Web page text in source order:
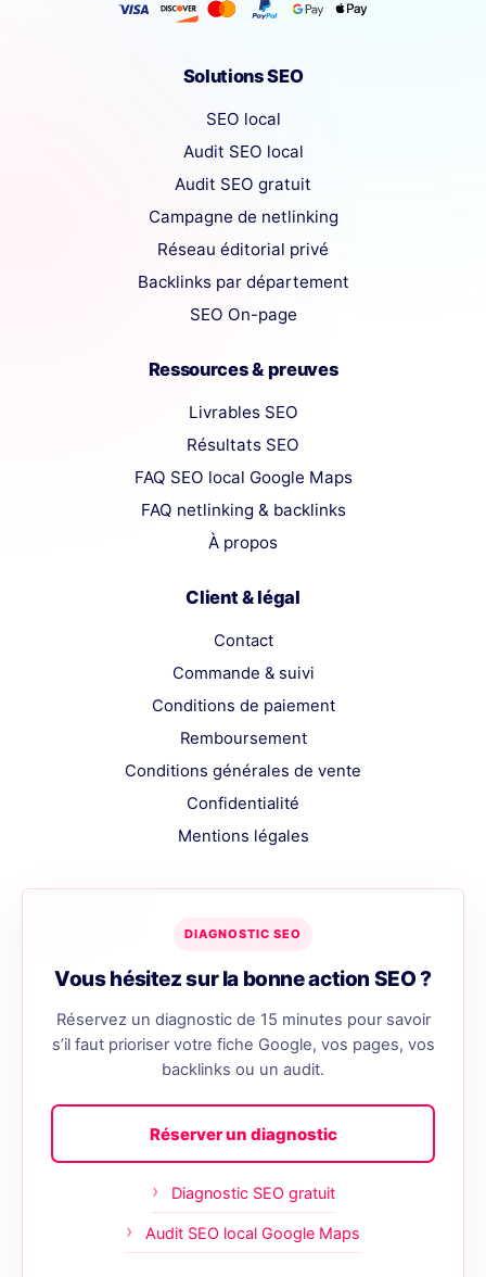
Solutions SEO
SEO local
Audit SEO local
Audit SEO gratuit
Campagne de netlinking
Réseau éditorial privé
Backlinks par département
SEO On-page
Ressources & preuves
Livrables SEO
Résultats SEO
FAQ SEO local Google Maps
FAQ netlinking & backlinks
À propos
Client & légal
Contact
Commande & suivi
Conditions de paiement
Remboursement
Conditions générales de vente
Confidentialité
Mentions légales
DIAGNOSTIC SEO
Vous hésitez sur la bonne action SEO ?
Réservez un diagnostic de 15 minutes pour savoir
s’il faut prioriser votre fiche Google, vos pages, vos
backlinks ou un audit.
Réserver un diagnostic
Diagnostic SEO gratuit
Audit SEO local Google Maps